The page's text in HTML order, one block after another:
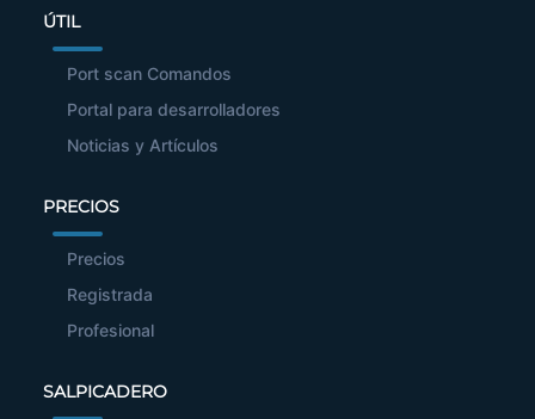
ÚTIL
Port scan Comandos
Portal para desarrolladores
Noticias y Artículos
PRECIOS
Precios
Registrada
Profesional
SALPICADERO